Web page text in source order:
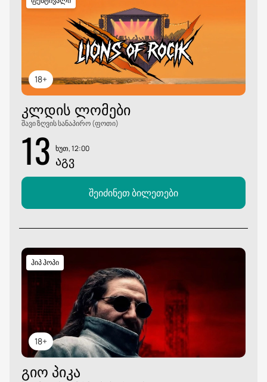
18+
ᲙᲚᲓᲘᲡ ᲚᲝᲛᲔᲑᲘ
შავი ზღვის სანაპირო (ფოთი)
13 ხუთ, 12:00
ᲐᲒᲕ
შეიძინეთ ბილეთები
18+
ჰიპ ჰოპი
ᲒᲘᲝ ᲞᲘᲙᲐ